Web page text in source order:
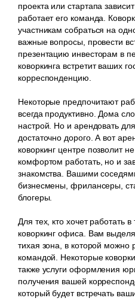
проекта или стартапа
работает его команда.
участникам собраться на
важные вопросы, провести
презентацию инвесторам в
коворкинга встретит ваших
корреспонденцию.
Некоторые предпочитают
всегда продуктивно. Дома
настрой. Но и арендовать
достаточно дорого. А вот
коворкинг центре позволит
комфортом работать, но и
знакомства. Вашими
бизнесмены, фрилансеры,
блогеры.
Для тех, кто хочет работать
коворкинг офиса. Вам
тихая зона, в которой можно
командой. Некоторые
также услуги оформления
получения вашей
который будет встречать